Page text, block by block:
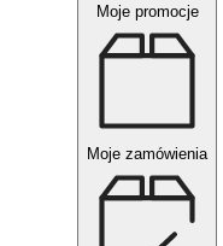
Moje promocje
Moje zamówienia